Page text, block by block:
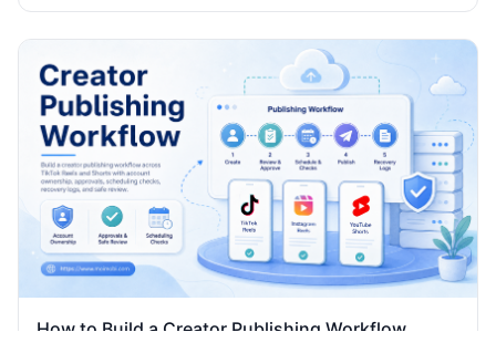
Browser Automation vs Mobile Automation for
Social Media Accounts
Compare browser automation vs mobile automation for
social media accounts, including fit, cost drivers, rollout
checks, and team workflow tradeoffs today.